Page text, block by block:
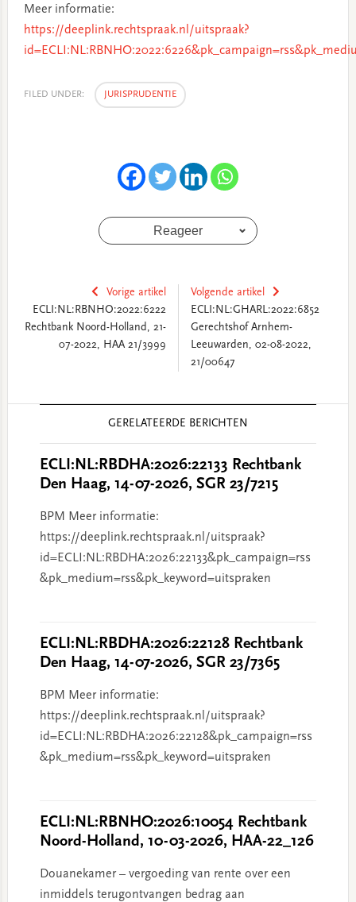
Meer informatie:
https://deeplink.rechtspraak.nl/uitspraak?
FILED UNDER: JURISPRUDENTIE
Reageer
Vorige artikel
ECLI:NL:RBNHO:2022:6222
Rechtbank Noord-Holland, 21-
07-2022, HAA 21/3999
Volgende artikel
ECLI:NL:GHARL:2022:6852
Gerechtshof Arnhem-
Leeuwarden, 02-08-2022,
21/00647
GERELATEERDE BERICHTEN
ECLI:NL:RBDHA:2026:22133 Rechtbank
Den Haag, 14-07-2026, SGR 23/7215
BPM Meer informatie:
https://deeplink.rechtspraak.nl/uitspraak?
id=ECLI:NL:RBDHA:2026:22133&pk_campaign=rss
&pk_medium=rss&pk_keyword=uitspraken
ECLI:NL:RBDHA:2026:22128 Rechtbank
Den Haag, 14-07-2026, SGR 23/7365
BPM Meer informatie:
https://deeplink.rechtspraak.nl/uitspraak?
id=ECLI:NL:RBDHA:2026:22128&pk_campaign=rss
&pk_medium=rss&pk_keyword=uitspraken
ECLI:NL:RBNHO:2026:10054 Rechtbank
Noord-Holland, 10-03-2026, HAA-22_126
Douanekamer – vergoeding van rente over een
inmiddels terugontvangen bedrag aan